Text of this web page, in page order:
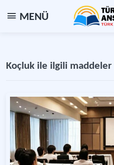
MENÜ
Koçluk ile ilgili maddeler